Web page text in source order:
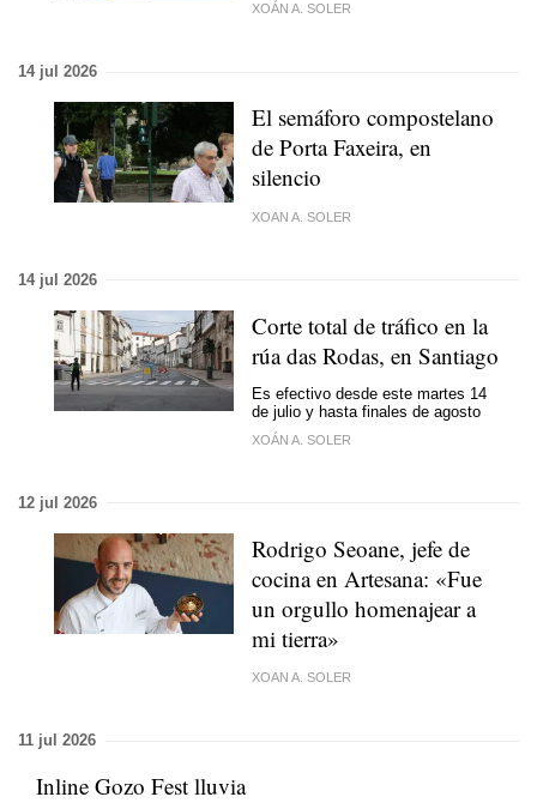
XOÁN A. SOLER
14 jul 2026
El semáforo compostelano
de Porta Faxeira, en
silencio
XOAN A. SOLER
14 jul 2026
Corte total de tráfico en la
rúa das Rodas, en Santiago
Es efectivo desde este martes 14
de julio y hasta finales de agosto
XOÁN A. SOLER
12 jul 2026
Rodrigo Seoane, jefe de
cocina en Artesana: «Fue
un orgullo homenajear a
mi tierra»
XOAN A. SOLER
11 jul 2026
Inline Gozo Fest lluvia